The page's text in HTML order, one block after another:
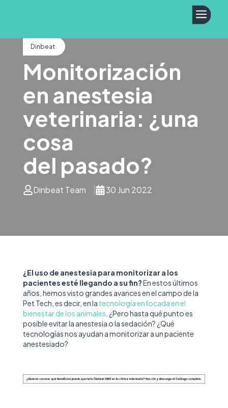
a
Dinbeat
Monitorización
en anestesia
veterinaria: ¿una
cosa
del pasado?
Dinbeat Team 30 Jun 2022
¿El uso de anestesia para monitorizar a los
pacientes esté llegando a su fin?En estos últimos
años, hemos visto grandes avances en el campo de la
Pet Tech, es decir, en la tecnología enfocada en el
bienestar de los animales . ¿Pero hasta qué punto es
posible evitar la anestesia o la sedación? ¿Qué
tecnologías nos ayudan a monitorizar a un paciente
anestesiado?